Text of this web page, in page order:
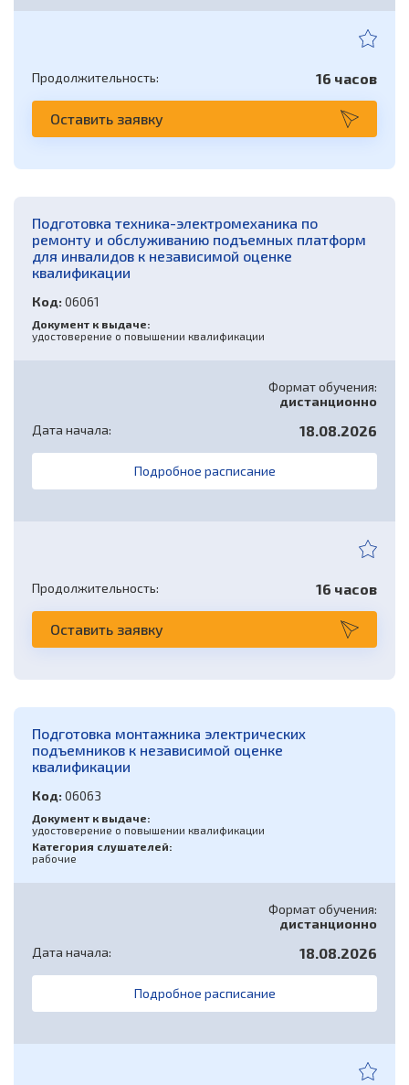
Продолжительность: 16 часов
Оставить заявку
Подготовка техника-электромеханика по
ремонту и обслуживанию подъемных платформ
для инвалидов к независимой оценке
квалификации
Код: 06061
Документ к выдаче:
удостоверение о повышении квалификации
Формат обучения:
дистанционно
Дата начала:
18.08.2026
Подробное расписание
Продолжительность: 16 часов
Оставить заявку
Подготовка монтажника электрических
подъемников к независимой оценке
квалификации
Код: 06063
Документ к выдаче:
удостоверение о повышении квалификации
Категория слушателей:
рабочие
Формат обучения:
дистанционно
Дата начала:
18.08.2026
Подробное расписание